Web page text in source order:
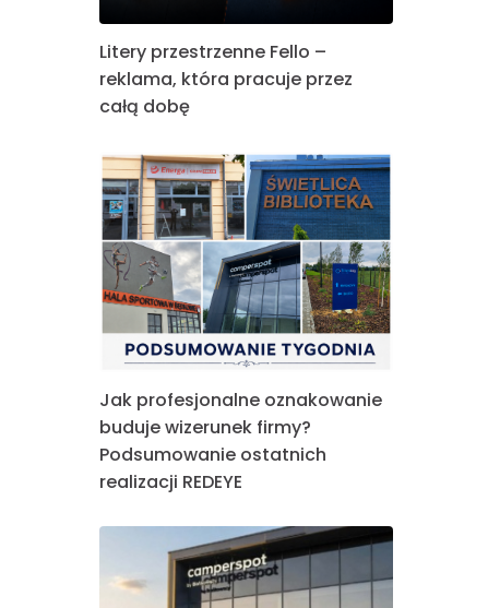
Litery przestrzenne Fello –
reklama, która pracuje przez
całą dobę
Jak profesjonalne oznakowanie
buduje wizerunek firmy?
Podsumowanie ostatnich
realizacji REDEYE